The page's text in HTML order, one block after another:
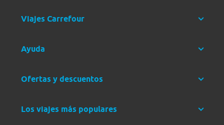
Viajes Carrefour
Ayuda
Ofertas y descuentos
Los viajes más populares